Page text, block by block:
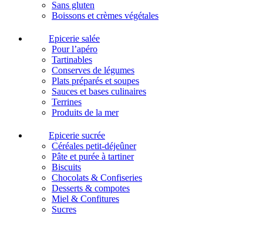
Sans gluten
Boissons et crèmes végétales
Epicerie salée
Pour l’apéro
Tartinables
Conserves de légumes
Plats préparés et soupes
Sauces et bases culinaires
Terrines
Produits de la mer
Epicerie sucrée
Céréales petit-déjeûner
Pâte et purée à tartiner
Biscuits
Chocolats & Confiseries
Desserts & compotes
Miel & Confitures
Sucres